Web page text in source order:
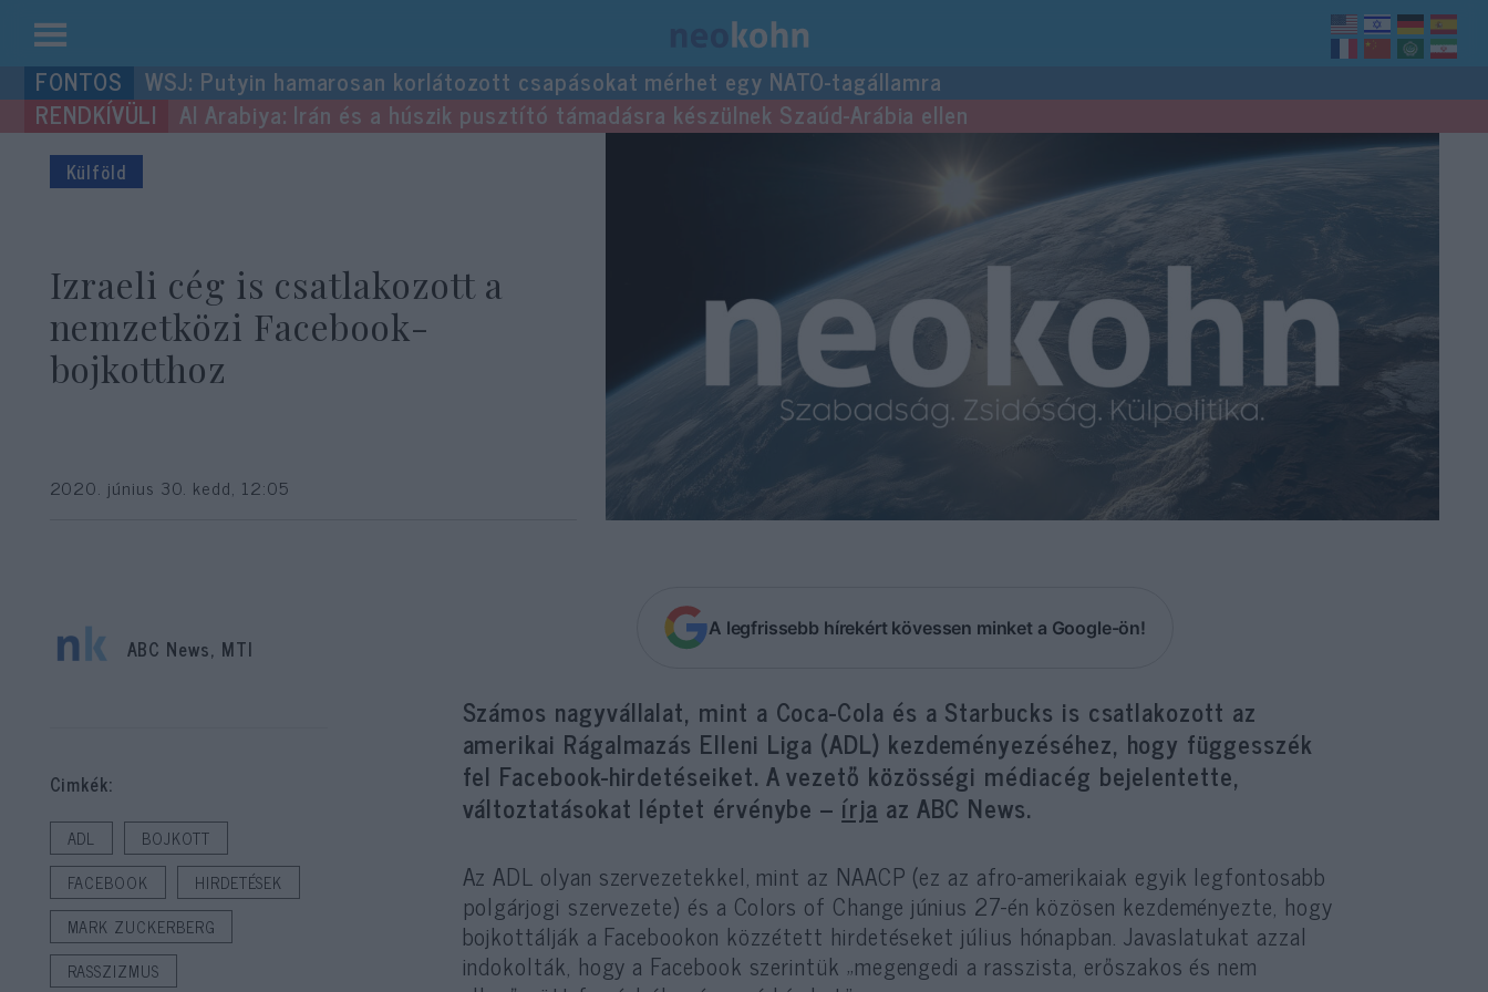
Kilépés
a
tartalomba
WSJ: Putyin hamarosan korlátozott csapásokat mérhet egy NATO-tagállamra
Al Arabiya: Irán és a húszik pusztító támadásra készülnek Szaúd-Arábia ellen
Külföld
Izraeli cég is csatlakozott a
nemzetközi Facebook-
bojkotthoz
2020. június 30. kedd, 12:05
A legfrissebb hírekért kövessen minket a Google-ön!
Számos nagyvállalat, mint a Coca-Cola és a Starbucks is csatlakozott az
amerikai Rágalmazás Elleni Liga (ADL) kezdeményezéséhez, hogy függesszék
fel Facebook-hirdetéseiket. A vezető közösségi médiacég bejelentette,
változtatásokat léptet érvénybe – írja az ABC News.
Az ADL olyan szervezetekkel, mint az NAACP (ez az afro-amerikaiak egyik legfontosabb
polgárjogi szervezete) és a Colors of Change június 27-én közösen kezdeményezte, hogy
bojkottálják a Facebookon közzétett hirdetéseket július hónapban. Javaslatukat azzal
indokolták, hogy a Facebook szerintük „megengedi a rasszista, erőszakos és nem
ABC News, MTI
Cimkék:
ADL
BOJKOTT
FACEBOOK
HIRDETÉSEK
MARK ZUCKERBERG
RASSZIZMUS